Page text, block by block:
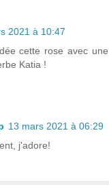
2021 à 10:47
cette rose avec
Katia !
13 mars 2021 à 06:29
j'adore!